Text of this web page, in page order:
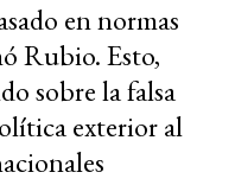
en normas
Rubio. Esto,
sobre la falsa
exterior al